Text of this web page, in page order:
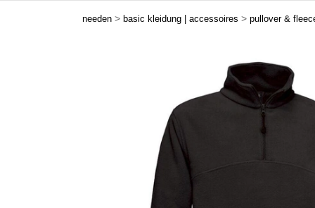
needen > basic kleidung | accessoires > pullover &